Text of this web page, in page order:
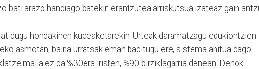
bati arazo handiago batekin erantzutea arriskutsua izateaz gain
dugu hondakinen kudeaketarekin. Urteak daramatzagu edukiontzien
asmotan, baina urratsak eman baditugu ere, sistema ahitua dago.
maila ez da %30era iristen, %90 birziklagarria denean. Denok